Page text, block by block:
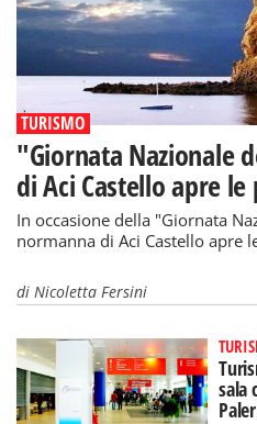
TURISMO
"Giornata Nazionale
di Aci Castello apre
In occasione della "Giornata
normanna di Aci Castello apre
di Nicoletta Fersini
sala